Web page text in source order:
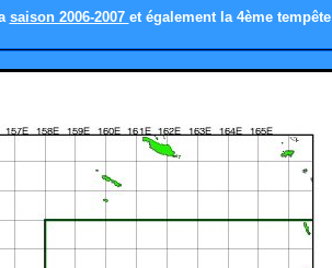
saison 2006-2007 et également la 4ème tempête